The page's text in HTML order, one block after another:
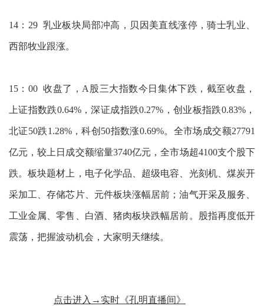
14：29 乳业板块局部冲高，贝因美直线涨停，骑士乳业、
西部牧业跟涨。
15：00 收盘了，A股三大指数今日集体下跌，截至收盘，
上证指数跌0.64%，深证成指跌0.27%，创业板指跌0.83%，
北证50跌1.28%，科创50指数涨0.69%。全市场成交额27791
亿元，较上日成交额缩量3740亿元，全市场超4100支个股下
跌。板块题材上，电子化学品、超级电容、光刻机、煤炭开
采加工、存储芯片、元件板块涨幅居前；油气开采及服务、
工业金属、零售、白酒、猪肉板块跌幅居前。股指再度低开
震荡，把握波动机会，大家明天继续。
点击进入→实时《孔明直播间》